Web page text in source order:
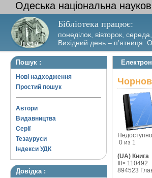
Одеська національна
Бібліотека працює:
понеділок, вівторок,
Вихідний день – п’ятниця.
Пошук :
Нові надходження
Простий пошук
Автори
Видавництва
Серії
Тезауруси
Індекси УДК
Довідка :
Недоступно
0 из 1
(UA) Книга
III> 110492
894523